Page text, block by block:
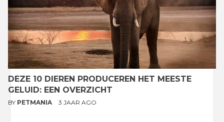
DEZE 10 DIEREN PRODUCEREN HET MEESTE
GELUID: EEN OVERZICHT
BY PETMANIA 3 JAAR AGO